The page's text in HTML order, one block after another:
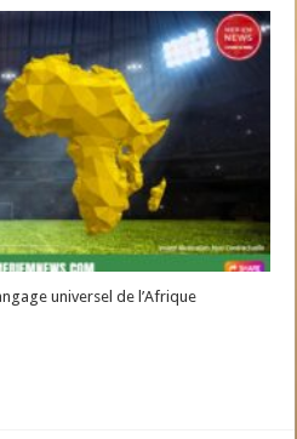
universel de l’Afrique